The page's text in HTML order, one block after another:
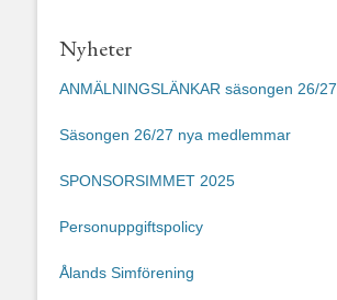
Nyheter
ANMÄLNINGSLÄNKAR säsongen 26/27
Säsongen 26/27 nya medlemmar
SPONSORSIMMET 2025
Personuppgiftspolicy
Ålands Simförening